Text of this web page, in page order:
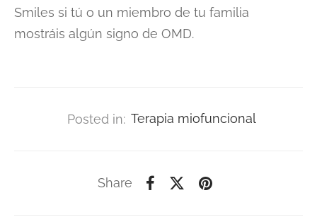
Smiles si tú o un miembro de tu familia
mostráis algún signo de OMD.
Posted in: Terapia miofuncional
Share